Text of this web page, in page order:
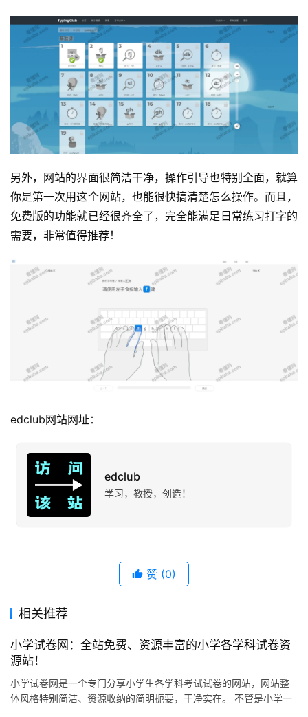
营
产
品
另外，网站的界面很简洁干净，操作引导也特别全面，就算
你是第一次用这个网站，也能很快搞清楚怎么操作。而且，
免费版的功能就已经很齐全了，完全能满足日常练习打字的
需要，非常值得推荐！
edclub网站网址：
edclub
学习，教授，创造！
赞 (0)
相关推荐
小学试卷网：全站免费、资源丰富的小学各学科试卷资
源站！
小学试卷网是一个专门分享小学生各学科考试试卷的网站，网站整
体风格特别简洁、资源收纳的简明扼要，干净实在。 不管是小学一